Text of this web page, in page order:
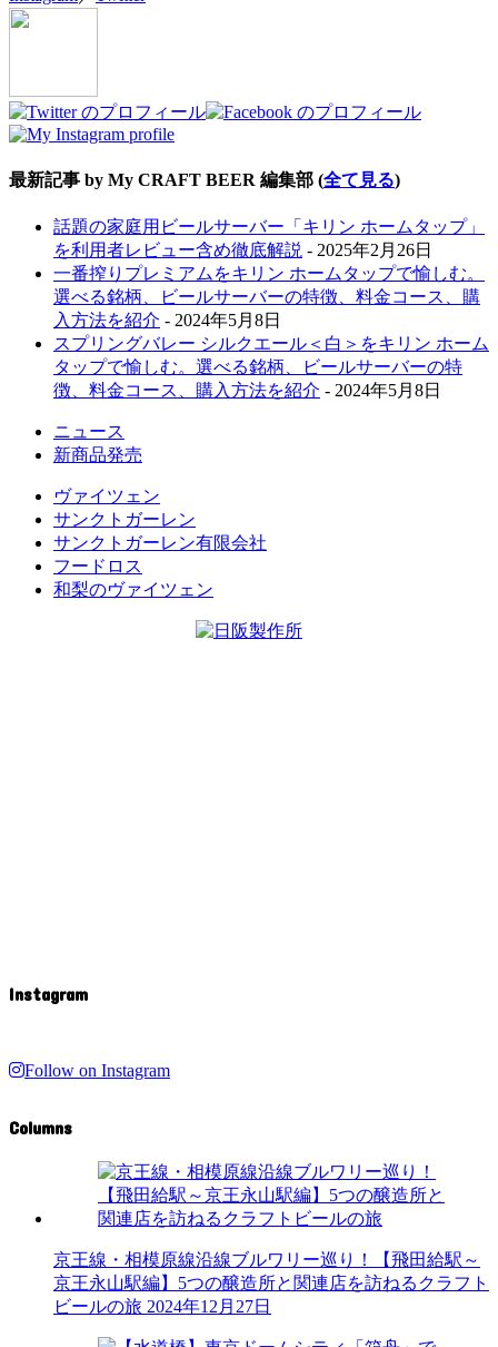
最新記事 by My CRAFT BEER 編集部 (全て見る)
話題の家庭用ビールサーバー「キリン ホームタップ」
を利用者レビュー含め徹底解説 - 2025年2月26日
一番搾りプレミアムをキリン ホームタップで愉しむ。
選べる銘柄、ビールサーバーの特徴、料金コース、購
入方法を紹介 - 2024年5月8日
スプリングバレー シルクエール＜白＞をキリン ホーム
タップで愉しむ。選べる銘柄、ビールサーバーの特
徴、料金コース、購入方法を紹介 - 2024年5月8日
ニュース
新商品発売
ヴァイツェン
サンクトガーレン
サンクトガーレン有限会社
フードロス
和梨のヴァイツェン
Instagram
Follow on Instagram
Columns
京王線・相模原線沿線ブルワリー巡り！【飛田給駅～
京王永山駅編】5つの醸造所と関連店を訪ねるクラフト
ビールの旅 2024年12月27日